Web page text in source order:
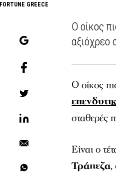
FORTUNE GREECE
O οίκος
αξιόχρεο
Ο οίκος
σταθερές
Είναι ο
Τράπεζα,